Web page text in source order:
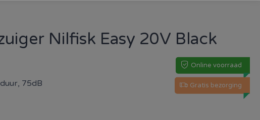
Nilfisk Easy 20V Black
Online voorraad
75dB Gratis bezorging